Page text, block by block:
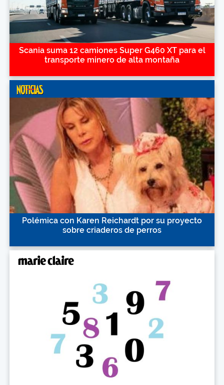
Scania suma 12 camiones Super G460 XT para el
transporte minero de alta montaña
Polémica con Karen Reichardt por su proyecto
sobre criaderos de perros